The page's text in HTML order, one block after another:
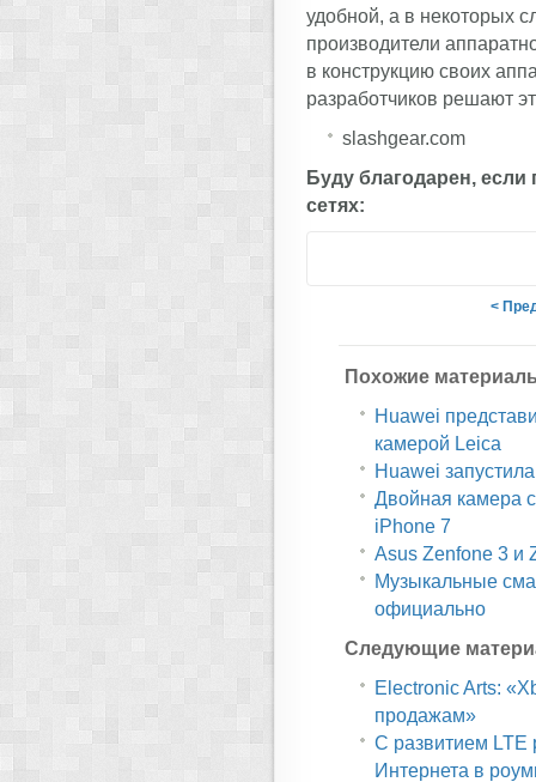
удобной, а в некоторых
производители
в конструкцию своих
разработчиков решают
slashgear.com
Буду благодарен, если
сетях:
<
Похожие
Huawei
камерой Leica
Huawei
Двойная камера
iPhone 7
Asus Zenfone 3 и
Музыкальные
официально
Следующие
Electronic Arts:
продажам»
С развитием LTE
Интернета в